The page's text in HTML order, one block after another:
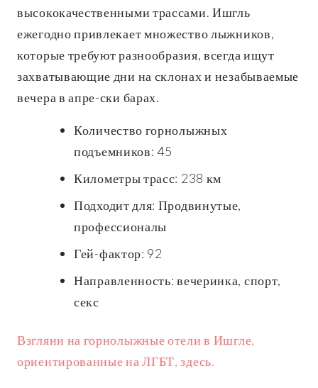
высококачественными трассами. Ишгль
ежегодно привлекает множество лыжников,
которые требуют разнообразия, всегда ищут
захватывающие дни на склонах и незабываемые
вечера в апре-ски барах.
Количество горнолыжных
подъемников: 45
Километры трасс: 238 км
Подходит для: Продвинутые,
профессионалы
Гей-фактор: 92
Направленность: вечеринка, спорт,
секс
Взгляни на горнолыжные отели в Ишгле,
ориентированные на ЛГБТ, здесь.